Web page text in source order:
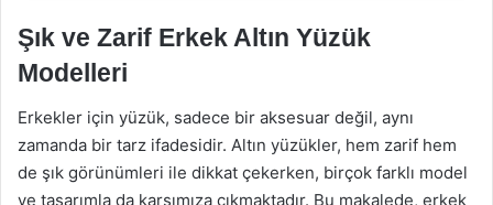
Şık ve Zarif Erkek Altın Yüzük
Modelleri
Erkekler için yüzük, sadece bir aksesuar değil, aynı
zamanda bir tarz ifadesidir. Altın yüzükler, hem zarif hem
de şık görünümleri ile dikkat çekerken, birçok farklı model
ve tasarımla da karşımıza çıkmaktadır. Bu makalede, erkek